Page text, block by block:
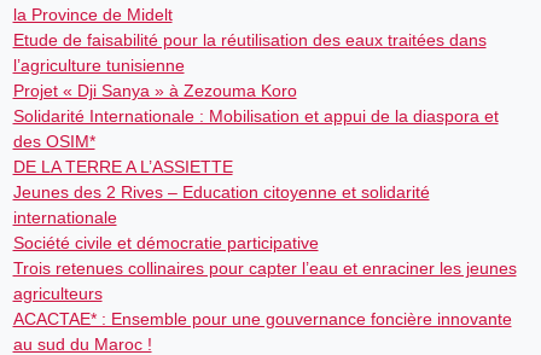
la Province de Midelt
Etude de faisabilité pour la réutilisation des eaux traitées dans
l’agriculture tunisienne
Projet « Dji Sanya » à Zezouma Koro
Solidarité Internationale : Mobilisation et appui de la diaspora et
des OSIM*
DE LA TERRE A L’ASSIETTE
Jeunes des 2 Rives – Education citoyenne et solidarité
internationale
Société civile et démocratie participative
Trois retenues collinaires pour capter l’eau et enraciner les jeunes
agriculteurs
ACACTAE* : Ensemble pour une gouvernance foncière innovante
au sud du Maroc !